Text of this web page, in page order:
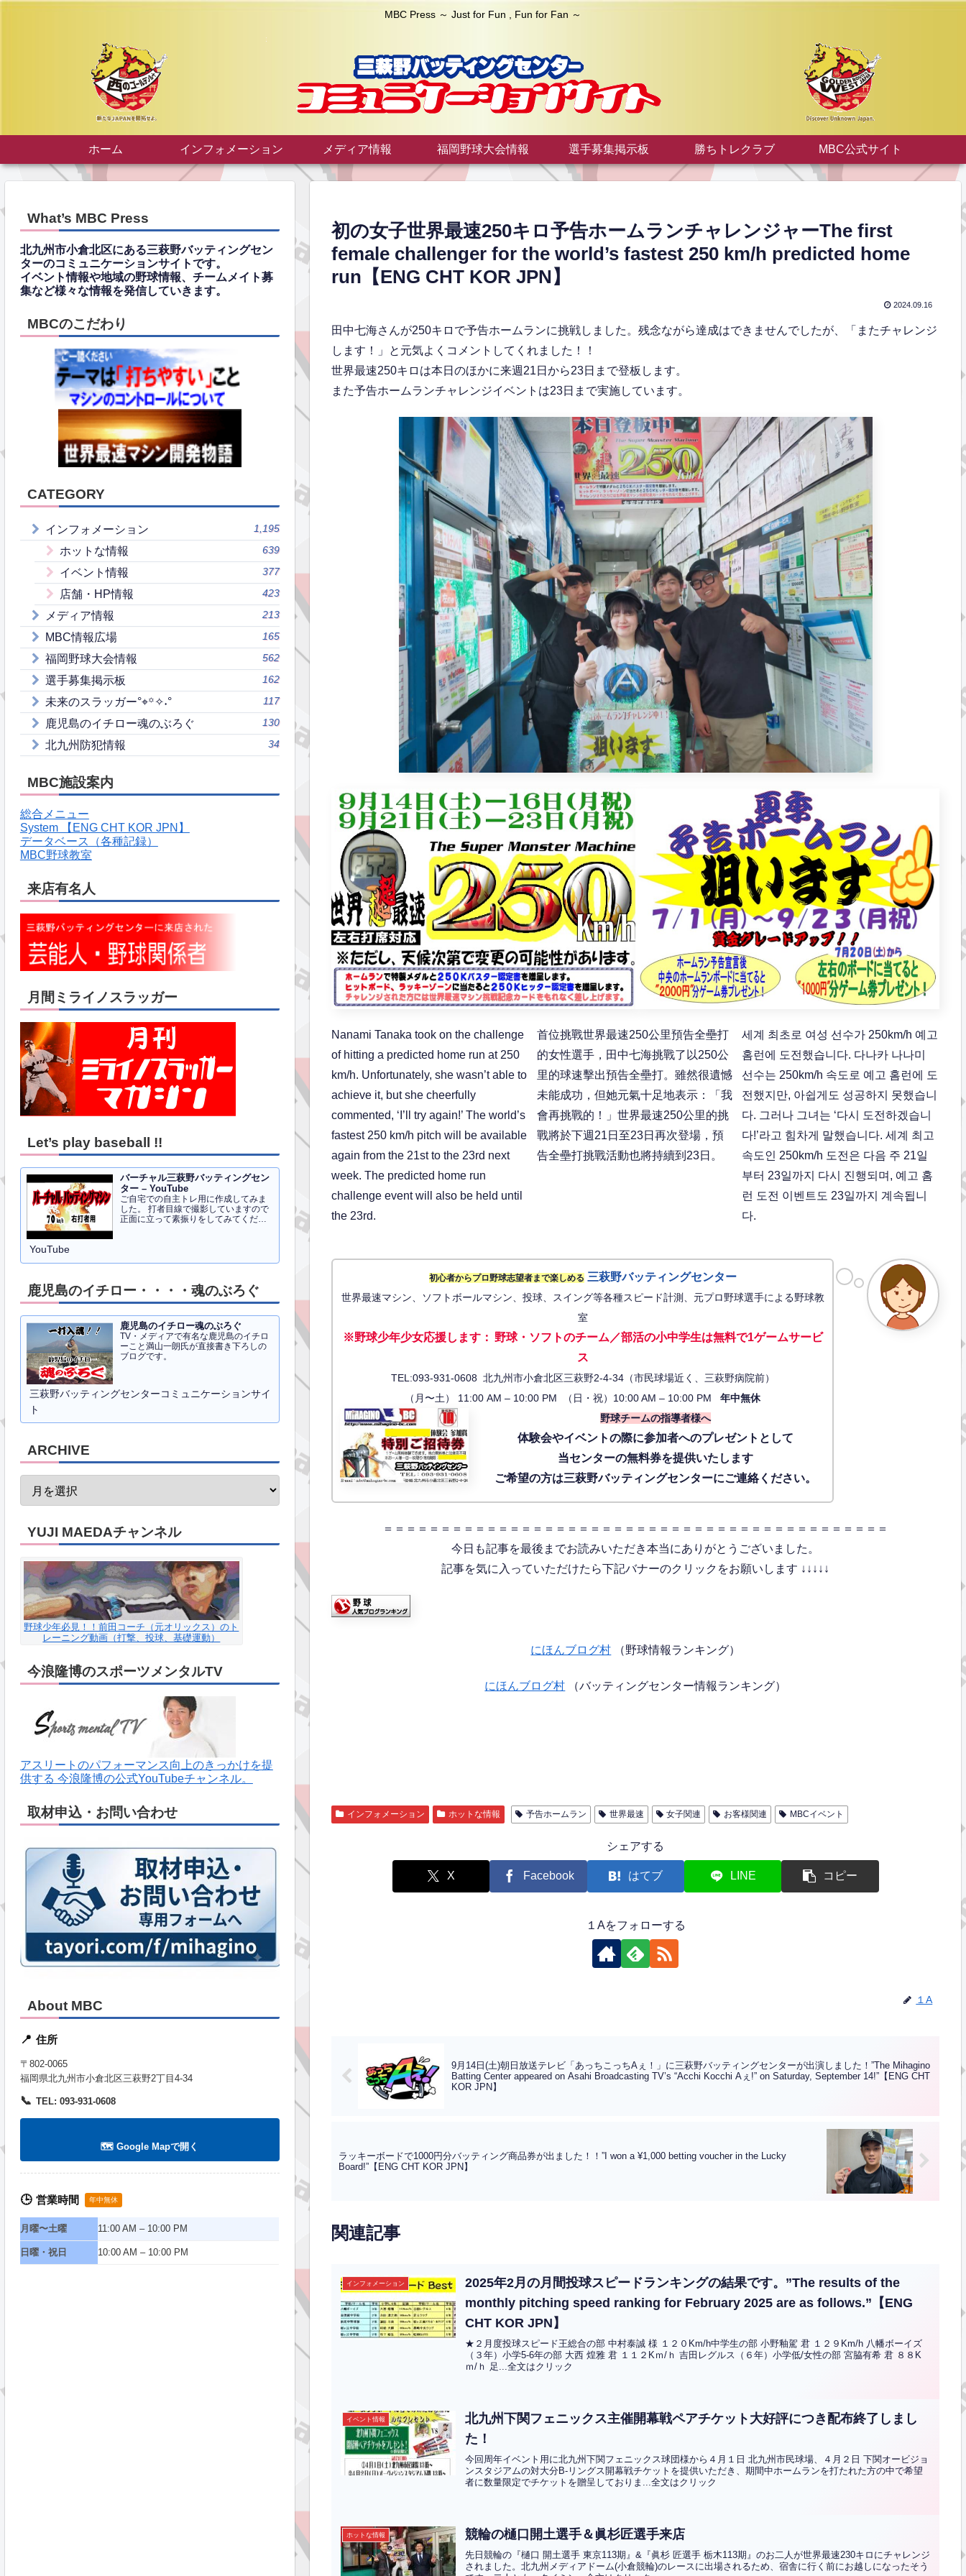
MBC Press ～ Just for Fun , Fun for Fan ～
ホーム インフォメーション メディア情報 福岡野球大会情報 選手募集掲示板 勝ちトレクラブ MBC公式サイト
初の女子世界最速250キロ予告ホームランチャレンジャーThe first
female challenger for the world’s fastest 250 km/h predicted home
run【ENG CHT KOR JPN】
2024.09.16
田中七海さんが250キロで予告ホームランに挑戦しました。残念ながら達成はできませんでしたが、「またチャレンジ
します！」と元気よくコメントしてくれました！！
世界最速250キロは本日のほかに来週21日から23日まで登板します。
また予告ホームランチャレンジイベントは23日まで実施しています。
Nanami Tanaka took on the challenge
of hitting a predicted home run at 250
km/h. Unfortunately, she wasn’t able to
achieve it, but she cheerfully
commented, ‘I’ll try again!’ The world’s
fastest 250 km/h pitch will be available
again from the 21st to the 23rd next
week. The predicted home run
challenge event will also be held until
the 23rd.
首位挑戰世界最速250公里預告全壘打
的女性選手，田中七海挑戰了以250公
里的球速擊出預告全壘打。雖然很遺憾
未能成功，但她元氣十足地表示：「我
會再挑戰的！」世界最速250公里的挑
戰將於下週21日至23日再次登場，預
告全壘打挑戰活動也將持續到23日。
세계 최초로 여성 선수가 250km/h 예고
홈런에 도전했습니다. 다나카 나나미
선수는 250km/h 속도로 예고 홈런에 도
전했지만, 아쉽게도 성공하지 못했습니
다. 그러나 그녀는 ‘다시 도전하겠습니
다!’라고 힘차게 말했습니다. 세계 최고
속도인 250km/h 도전은 다음 주 21일
부터 23일까지 다시 진행되며, 예고 홈
런 도전 이벤트도 23일까지 계속됩니
다.
初心者からプロ野球志望者まで楽しめる 三萩野バッティングセンター
世界最速マシン、ソフトボールマシン、投球、スイング等各種スピード計測、元プロ野球選手による野球教
室
※野球少年少女応援します： 野球・ソフトのチーム／部活の小中学生は無料で1ゲームサービ
ス
TEL:093-931-0608 北九州市小倉北区三萩野2-4-34（市民球場近く、三萩野病院前）
（月〜土） 11:00 AM – 10:00 PM （日・祝）10:00 AM – 10:00 PM年中無休
野球チームの指導者様へ
体験会やイベントの際に参加者へのプレゼントとして
当センターの無料券を提供いたします
ご希望の方は三萩野バッティングセンターにご連絡ください。
＝＝＝＝＝＝＝＝＝＝＝＝＝＝＝＝＝＝＝＝＝＝＝＝＝＝＝＝＝＝＝＝＝＝＝＝＝＝＝＝＝＝＝＝
今日も記事を最後までお読みいただき本当にありがとうございました。
記事を気に入っていただけたら下記バナーのクリックをお願いします ↓↓↓↓↓
にほんブログ村 （野球情報ランキング）
にほんブログ村 （バッティングセンター情報ランキング）
インフォメーション ホットな情報 予告ホームラン 世界最速 女子関連 お客様関連 MBCイベント
シェアする
X Facebook はてブ LINE コピー
１Aをフォローする
１A
9月14日(土)朝日放送テレビ「あっちこっちAぇ！」に三萩野バッティングセンターが出演しました！”The Mihagino
Batting Center appeared on Asahi Broadcasting TV’s “Acchi Kocchi Aぇ!” on Saturday, September 14!”【ENG CHT
KOR JPN】
ラッキーボードで1000円分バッティング商品券が出ました！！”I won a ¥1,000 betting voucher in the Lucky
Board!”【ENG CHT KOR JPN】
関連記事
インフォメーション
2025年2月の月間投球スピードランキングの結果です。”The results of the
monthly pitching speed ranking for February 2025 are as follows.”【ENG
CHT KOR JPN】
★２月度投球スピード王総合の部 中村泰誠 様 １２０Km/h中学生の部 小野釉駕 君 １２９Km/h 八幡ボーイズ
（３年）小学5-6年の部 大西 煌雅 君 １１２Kｍ/ｈ 吉田レグルス（６年）小学低/女性の部 宮脇有希 君 ８８K
ｍ/ｈ 足...全文はクリック
イベント情報
北九州下関フェニックス主催開幕戦ペアチケット大好評につき配布終了しまし
た！
今回周年イベント用に北九州下関フェニックス球団様から４月１日 北九州市民球場、４月２日 下関オービジョ
ンスタジアムの対大分B-リングス開幕戦チケットを提供いただき、期間中ホームランを打たれた方の中で希望
者に数量限定でチケットを贈呈しておりま...全文はクリック
ホットな情報 競輪の樋口開土選手＆眞杉匠選手来店
先日競輪の『樋口 開土選手 東京113期』&『眞杉 匠選手 栃木113期』のお二人が世界最速230キロにチャレンジ
されました。北九州メディアドーム(小倉競輪)のレースに出場されるため、宿舎に行く前にお越しになったそう
What’s MBC Press
北九州市小倉北区にある三萩野バッティングセン
ターのコミュニケーションサイトです。
イベント情報や地域の野球情報、チームメイト募
集など様々な情報を発信していきます。
MBCのこだわり
CATEGORY
インフォメーション 1,195
ホットな情報 639
イベント情報 377
店舗・HP情報 423
メディア情報 213
MBC情報広場 165
福岡野球大会情報 562
選手募集掲示板 162
未来のスラッガー°⌖꙳✧˖° 117
鹿児島のイチロー魂のぶろぐ 130
北九州防犯情報 34
MBC施設案内
総合メニュー
System 【ENG CHT KOR JPN】
データベース（各種記録）
MBC野球教室
来店有名人
月間ミライノスラッガー
Let’s play baseball !!
バーチャル三萩野バッティングセン
ター – YouTube
ご自宅での自主トレ用に作成してみま
した。 打者目線で撮影していますので
正面に立って素振りをしてみてくださ
YouTube
鹿児島のイチロー・・・・魂のぶろぐ
鹿児島のイチロー魂のぶろぐ
TV・メディアで有名な鹿児島のイチロ
ーこと満山一朗氏が直接書き下ろしの
ブログです。
三萩野バッティングセンターコミュニケーションサイ
ト
ARCHIVE
YUJI MAEDAチャンネル
野球少年必見！！前田コーチ（元オリックス）のト
レーニング動画（打撃、投球、基礎運動）
今浪隆博のスポーツメンタルTV
アスリートのパフォーマンス向上のきっかけを提
供する 今浪隆博の公式YouTubeチャンネル。
取材申込・お問い合わせ
About MBC
📍 住所
〒802-0065
福岡県北九州市小倉北区三萩野2丁目4-34
📞 TEL: 093-931-0608
🗺️ Google Mapで開く
🕒 営業時間 年中無休
月曜〜土曜 11:00 AM – 10:00 PM
日曜・祝日 10:00 AM – 10:00 PM